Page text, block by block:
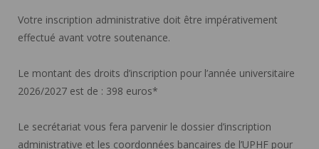
Votre inscription administrative doit être impérativement
effectué avant votre soutenance.
Le montant des droits d’inscription pour l’année universitaire
2026/2027 est de : 398 euros*
Le secrétariat vous fera parvenir le dossier d’inscription
administrative et les coordonnées bancaires de l’UPHF pour